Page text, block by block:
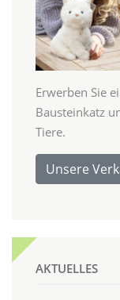
Erwerben Sie
Bausteinkatz
Tiere.
Unsere
AKTUELLES